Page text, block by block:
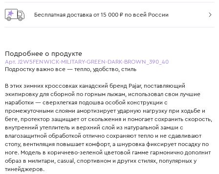
Бесплатная доставка от 15 000 ₽ по всей России
Подробнее о продукте
Арт. J2W5FENWICK-MILITARY-GREEN-DARK-BROWN_390_40
Подростку важно все — тепло, удобство, стиль
В этих зимних кроссовках канадский бренд Pajar, поставляющий
экипировку для сборной по горным лыжам, использовал свои лучшие
наработки — сверхлегкая подошва особой конструкции с
промежуточными слоями амортизирует ударную нагрузку при ходьбе и
беге, протектор защищает от скольжения и помогает сохранить скорость,
внутренний утеплитель и верхний слой из натуральной замши с
влагозащитной обработкой отлично сохраняют тепло и не сдавливают
стопу, вентиляция повышает комфорт, а шнуровка фиксирует посадку по
ноге. Модель в коричнево-зеленой цветовой гамме гармонично дополнит
образ в милитари, casual, спортивном и других стилях, популярных у
тинейджеров.